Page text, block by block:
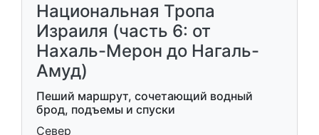
Национальная Тропа
Израиля (часть 6: от
Нахаль-Мерон до Нагаль-
Амуд)
Пеший маршрут, сочетающий водный
брод, подъемы и спуски
Север